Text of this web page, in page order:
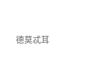
德莫忒耳